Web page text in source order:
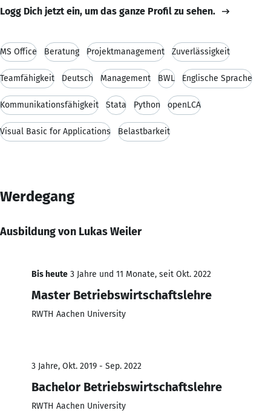
Logg Dich jetzt ein, um das ganze Profil zu sehen.
MS Office Beratung Projektmanagement Zuverlässigkeit
Teamfähigkeit Deutsch Management BWL Englische Sprache
Kommunikationsfähigkeit Stata Python openLCA
Visual Basic for Applications Belastbarkeit
Werdegang
Ausbildung von Lukas Weiler
Bis heute 3 Jahre und 11 Monate, seit Okt. 2022
Master Betriebswirtschaftslehre
RWTH Aachen University
3 Jahre, Okt. 2019 - Sep. 2022
Bachelor Betriebswirtschaftslehre
RWTH Aachen University